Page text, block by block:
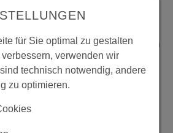
im Jahr 1983 gegründet mit dem
zu pflegen und eine
zu fördern. Das gilt heute noch
Lebensraum und wollen dazu
zu schaffen, in dem Lernen,
für Sie optimal zu gestalten
verwenden wir
technisch notwendig, andere
zu optimieren.